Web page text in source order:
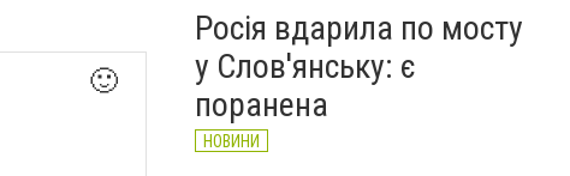
🙂
Росія вдарила по мосту
у Слов'янську: є
поранена
НОВИНИ